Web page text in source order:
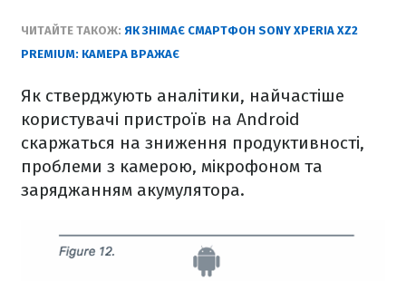
ЧИТАЙТЕ ТАКОЖ: ЯК ЗНІМАЄ СМАРТФОН SONY XPERIA XZ2
PREMIUM: КАМЕРА ВРАЖАЄ
Як стверджують аналітики, найчастіше
користувачі пристроїв на Android
скаржаться на зниження продуктивності,
проблеми з камерою, мікрофоном та
заряджанням акумулятора.